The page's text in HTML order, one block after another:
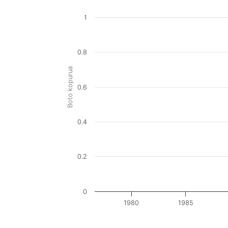
Boto kopurua
1980 1985
0
0.2
0.4
0.6
0.8
1